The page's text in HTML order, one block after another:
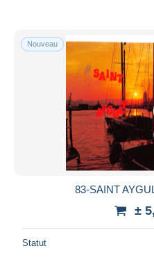
Nouveau
83-SAINT
±
Statut